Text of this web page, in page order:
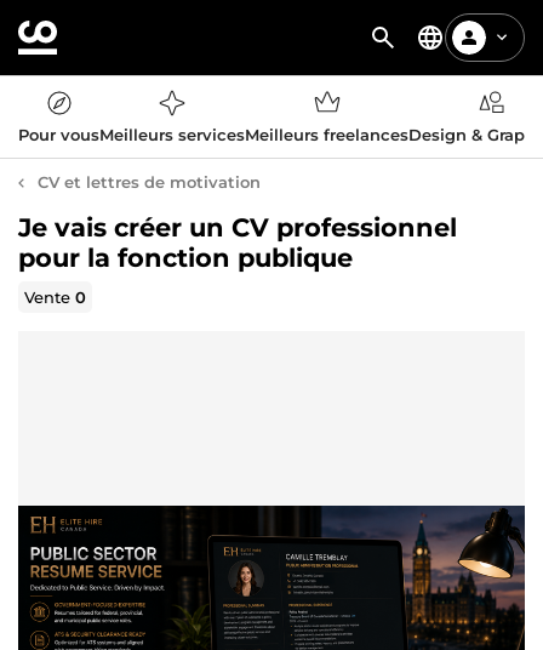
Pour vousMeilleurs servicesMeilleurs freelancesDesign &
CV et lettres de motivation
Je vais créer un CV professionnel
pour la fonction publique
Vente0